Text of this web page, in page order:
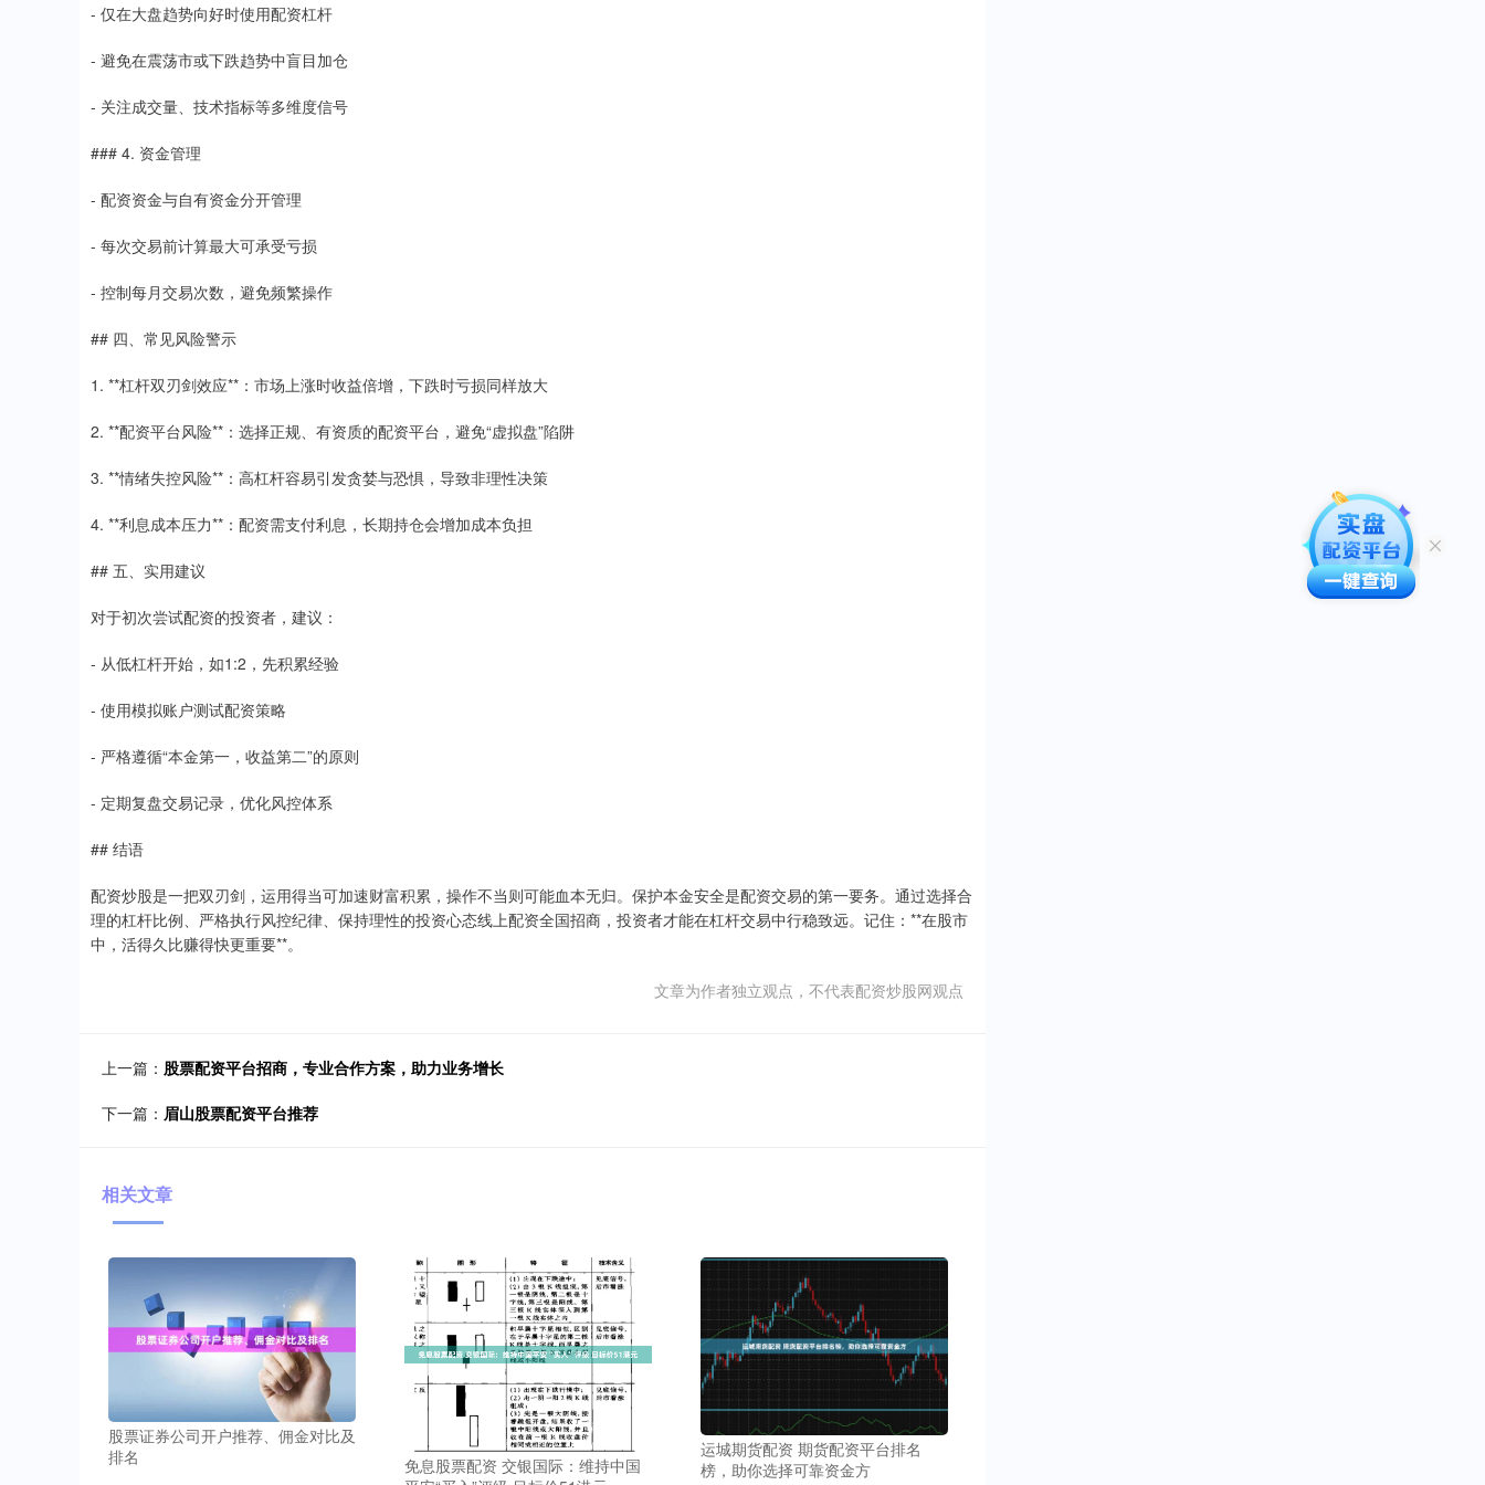
- 仅在大盘趋势向好时使用配资杠杆
- 避免在震荡市或下跌趋势中盲目加仓
- 关注成交量、技术指标等多维度信号
### 4. 资金管理
- 配资资金与自有资金分开管理
- 每次交易前计算最大可承受亏损
- 控制每月交易次数，避免频繁操作
## 四、常见风险警示
1. **杠杆双刃剑效应**：市场上涨时收益倍增，下跌时亏损同样放大
2. **配资平台风险**：选择正规、有资质的配资平台，避免“虚拟盘”陷阱
3. **情绪失控风险**：高杠杆容易引发贪婪与恐惧，导致非理性决策
4. **利息成本压力**：配资需支付利息，长期持仓会增加成本负担
## 五、实用建议
对于初次尝试配资的投资者，建议：
- 从低杠杆开始，如1:2，先积累经验
- 使用模拟账户测试配资策略
- 严格遵循“本金第一，收益第二”的原则
- 定期复盘交易记录，优化风控体系
## 结语
配资炒股是一把双刃剑，运用得当可加速财富积累，操作不当则可能血本无归。保护本金安全是配资交易的第一要务。通过选择合
理的杠杆比例、严格执行风控纪律、保持理性的投资心态线上配资全国招商，投资者才能在杠杆交易中行稳致远。记住：**在股市
中，活得久比赚得快更重要**。
文章为作者独立观点，不代表配资炒股网观点
上一篇： 股票配资平台招商，专业合作方案，助力业务增长
下一篇： 眉山股票配资平台推荐
相关文章
股票证券公司开户推荐、佣金对比及
排名
免息股票配资 交银国际：维持中国
运城期货配资 期货配资平台排名
榜，助你选择可靠资金方